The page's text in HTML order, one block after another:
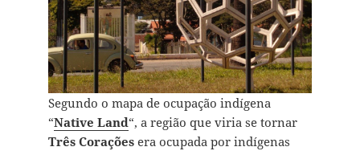
Segundo o mapa de ocupação indígena
“Native Land“, a região que viria se tornar
Três Coraçõesera ocupada por indígenas